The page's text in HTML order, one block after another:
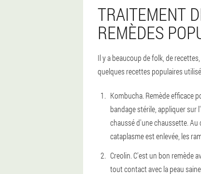
TRAITEMENT
REMÈDES
Il y a beaucoup de folk, de
quelques recettes populaires
Kombucha. Remède efficace
bandage stérile, appliquer sur
chaussé d'une chaussette. Au
cataplasme est enlevée, les
Creolin.C'est un bon remède
tout contact avec la peau